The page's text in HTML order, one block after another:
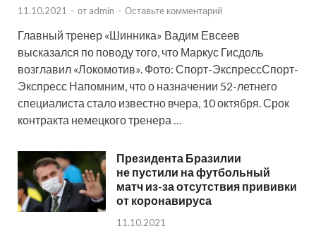
11.10.2021 - от admin - Оставьте комментарий
Главный тренер «Шинника» Вадим Евсеев
высказался по поводу того, что Маркус Гисдоль
возглавил «Локомотив». Фото: Спорт-ЭкспрессСпорт-
Экспресс Напомним, что о назначении 52-летнего
специалиста стало известно вчера, 10 октября. Срок
контракта немецкого тренера …
Президента Бразилии
не пустили на футбольный
матч из-за отсутствия прививки
от коронавируса
11.10.2021